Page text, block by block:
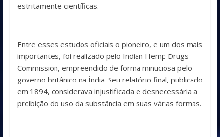
estritamente científicas.
Entre esses estudos oficiais o pioneiro, e um dos mais
importantes, foi realizado pelo Indian Hemp Drugs
Commission, empreendido de forma minuciosa pelo
governo britânico na Índia. Seu relatório final, publicado
em 1894, considerava injustificada e desnecessária a
proibição do uso da substância em suas várias formas.